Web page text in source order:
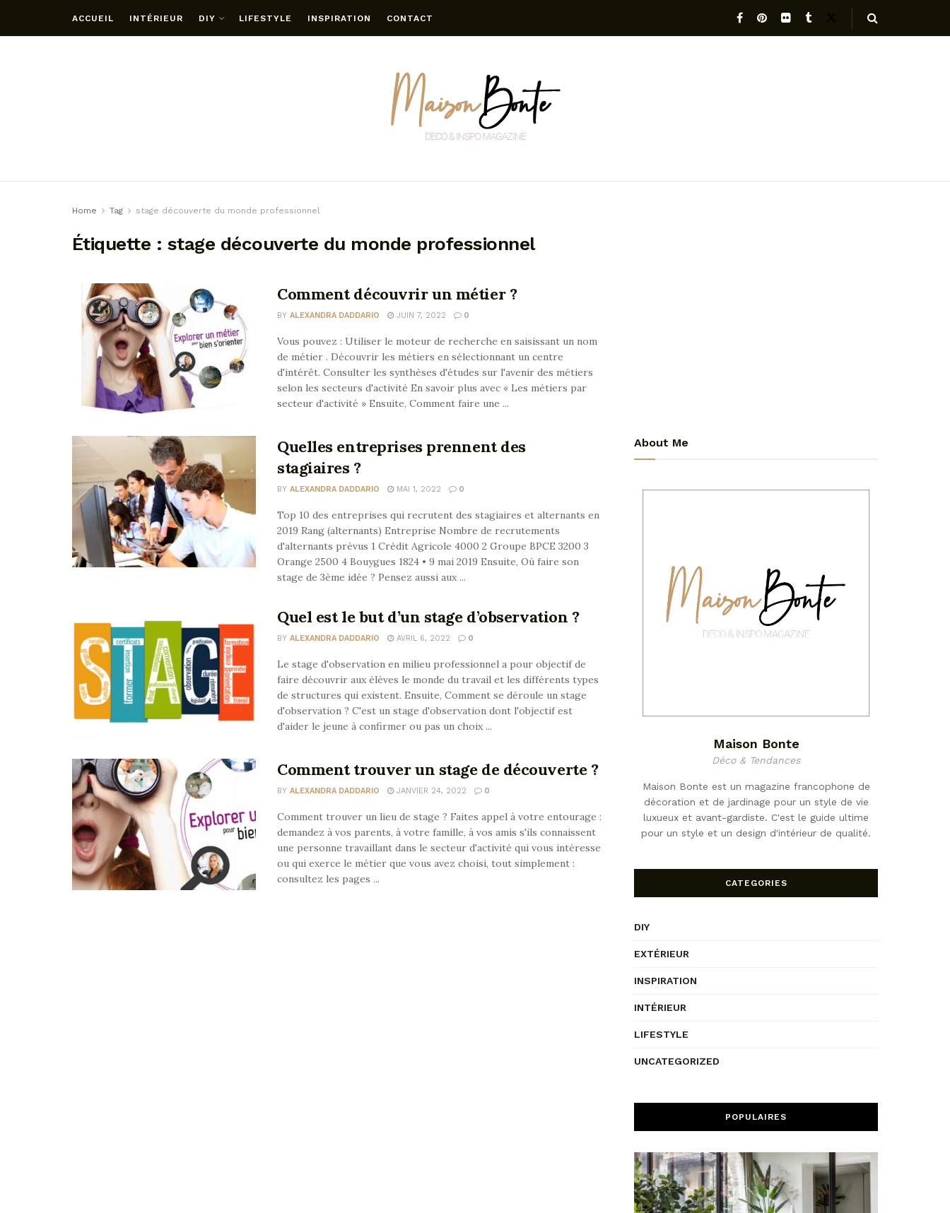
ACCUEIL INTÉRIEUR DIY LIFESTYLE INSPIRATION CONTACT
Home Tag stage découverte du monde professionnel
Étiquette : stage découverte du monde professionnel
Comment découvrir un métier ?
BY ALEXANDRA DADDARIO JUIN 7, 2022 0
Vous pouvez : Utiliser le moteur de recherche en saisissant un nom
de métier . Découvrir les métiers en sélectionnant un centre
d'intérêt. Consulter les synthèses d'études sur l'avenir des métiers
selon les secteurs d'activité En savoir plus avec « Les métiers par
secteur d'activité » Ensuite, Comment faire une ...
Quelles entreprises prennent des
stagiaires ?
BY ALEXANDRA DADDARIO MAI 1, 2022 0
Top 10 des entreprises qui recrutent des stagiaires et alternants en
2019 Rang (alternants) Entreprise Nombre de recrutements
d'alternants prévus 1 Crédit Agricole 4000 2 Groupe BPCE 3200 3
Orange 2500 4 Bouygues 1824 • 9 mai 2019 Ensuite, Où faire son
stage de 3ème idée ? Pensez aussi aux ...
Quel est le but d’un stage d’observation ?
BY ALEXANDRA DADDARIO AVRIL 6, 2022 0
Le stage d'observation en milieu professionnel a pour objectif de
faire découvrir aux élèves le monde du travail et les différents types
de structures qui existent. Ensuite, Comment se déroule un stage
d'observation ? C'est un stage d'observation dont l'objectif est
d'aider le jeune à confirmer ou pas un choix ...
Comment trouver un stage de découverte ?
BY ALEXANDRA DADDARIO JANVIER 24, 2022 0
Comment trouver un lieu de stage ? Faites appel à votre entourage :
demandez à vos parents, à votre famille, à vos amis s'ils connaissent
une personne travaillant dans le secteur d'activité qui vous intéresse
ou qui exerce le métier que vous avez choisi, tout simplement :
consultez les pages ...
About Me
Maison Bonte
Déco & Tendances
Maison Bonte est un magazine francophone de
décoration et de jardinage pour un style de vie
luxueux et avant-gardiste. C'est le guide ultime
pour un style et un design d'intérieur de qualité.
CATEGORIES
DIY
EXTÉRIEUR
INSPIRATION
INTÉRIEUR
LIFESTYLE
UNCATEGORIZED
POPULAIRES